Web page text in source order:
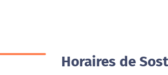
Horaires de